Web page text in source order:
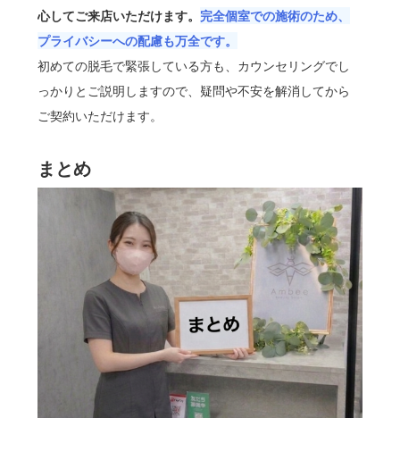
心してご来店いただけます。 完全個室での施術のため、
プライバシーへの配慮も万全です。
初めての脱毛で緊張している方も、カウンセリングでし
っかりとご説明しますので、疑問や不安を解消してから
ご契約いただけます。
まとめ